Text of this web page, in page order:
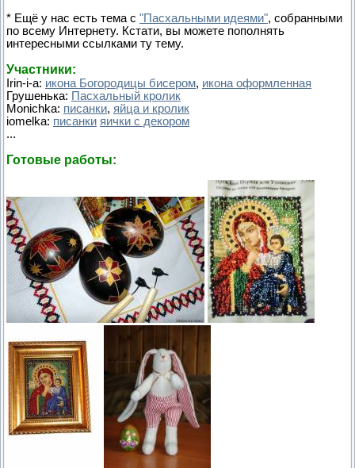
* Ещё у нас есть тема с "Пасхальными идеями", собранными
по всему Интернету. Кстати, вы можете пополнять
интересными ссылками ту тему.
Участники:
Irin-i-a: икона Богородицы бисером, икона оформленная
Грушенька: Пасхальный кролик
Monichka: писанки, яйца и кролик
iomelka: писанки яички с декором
...
Готовые работы: